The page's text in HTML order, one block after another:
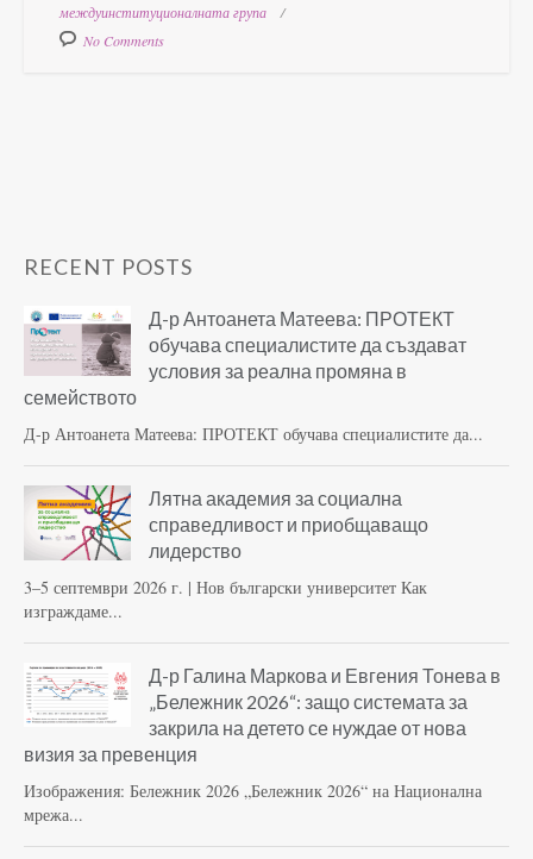
междуинституционалната група
No Comments
RECENT POSTS
Д-р Антоанета Матеева: ПРОТЕКТ
обучава специалистите да създават
условия за реална промяна в
семейството
Д-р Антоанета Матеева: ПРОТЕКТ обучава специалистите да...
Лятна академия за социална
справедливост и приобщаващо
лидерство
3–5 септември 2026 г. | Нов български университет Как
изграждаме...
Д-р Галина Маркова и Евгения Тонева в
„Бележник 2026“: защо системата за
закрила на детето се нуждае от нова
визия за превенция
Изображения: Бележник 2026 „Бележник 2026“ на Национална
мрежа...